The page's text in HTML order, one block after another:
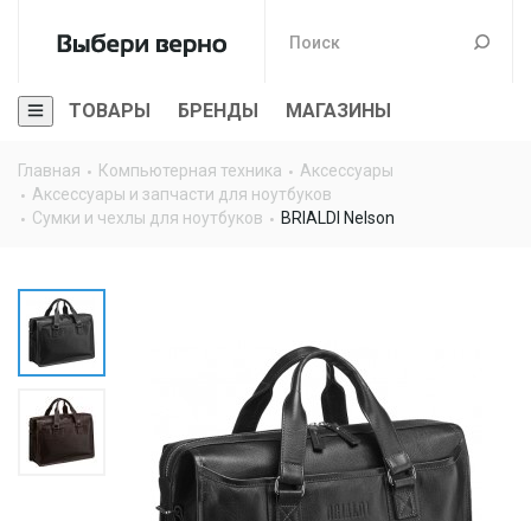
ТОВАРЫ БРЕНДЫ МАГАЗИНЫ
Главная Компьютерная техника
Аксессуары
Аксессуары и запчасти для ноутбуков
Сумки и чехлы для ноутбуков
BRIALDI Nelson